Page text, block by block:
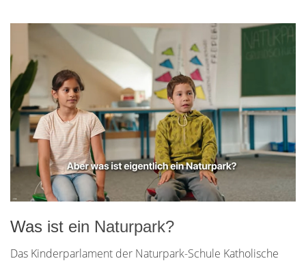
Was ist ein Naturpark?
Das Kinderparlament der Naturpark-Schule Katholische